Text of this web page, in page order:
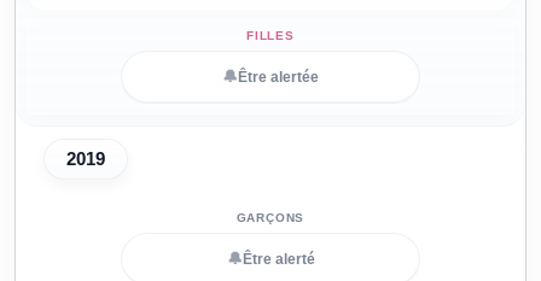
🔔 Être alertée
2019
🔔 Être alerté